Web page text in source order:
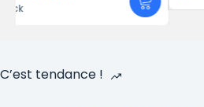
C’est tendance !